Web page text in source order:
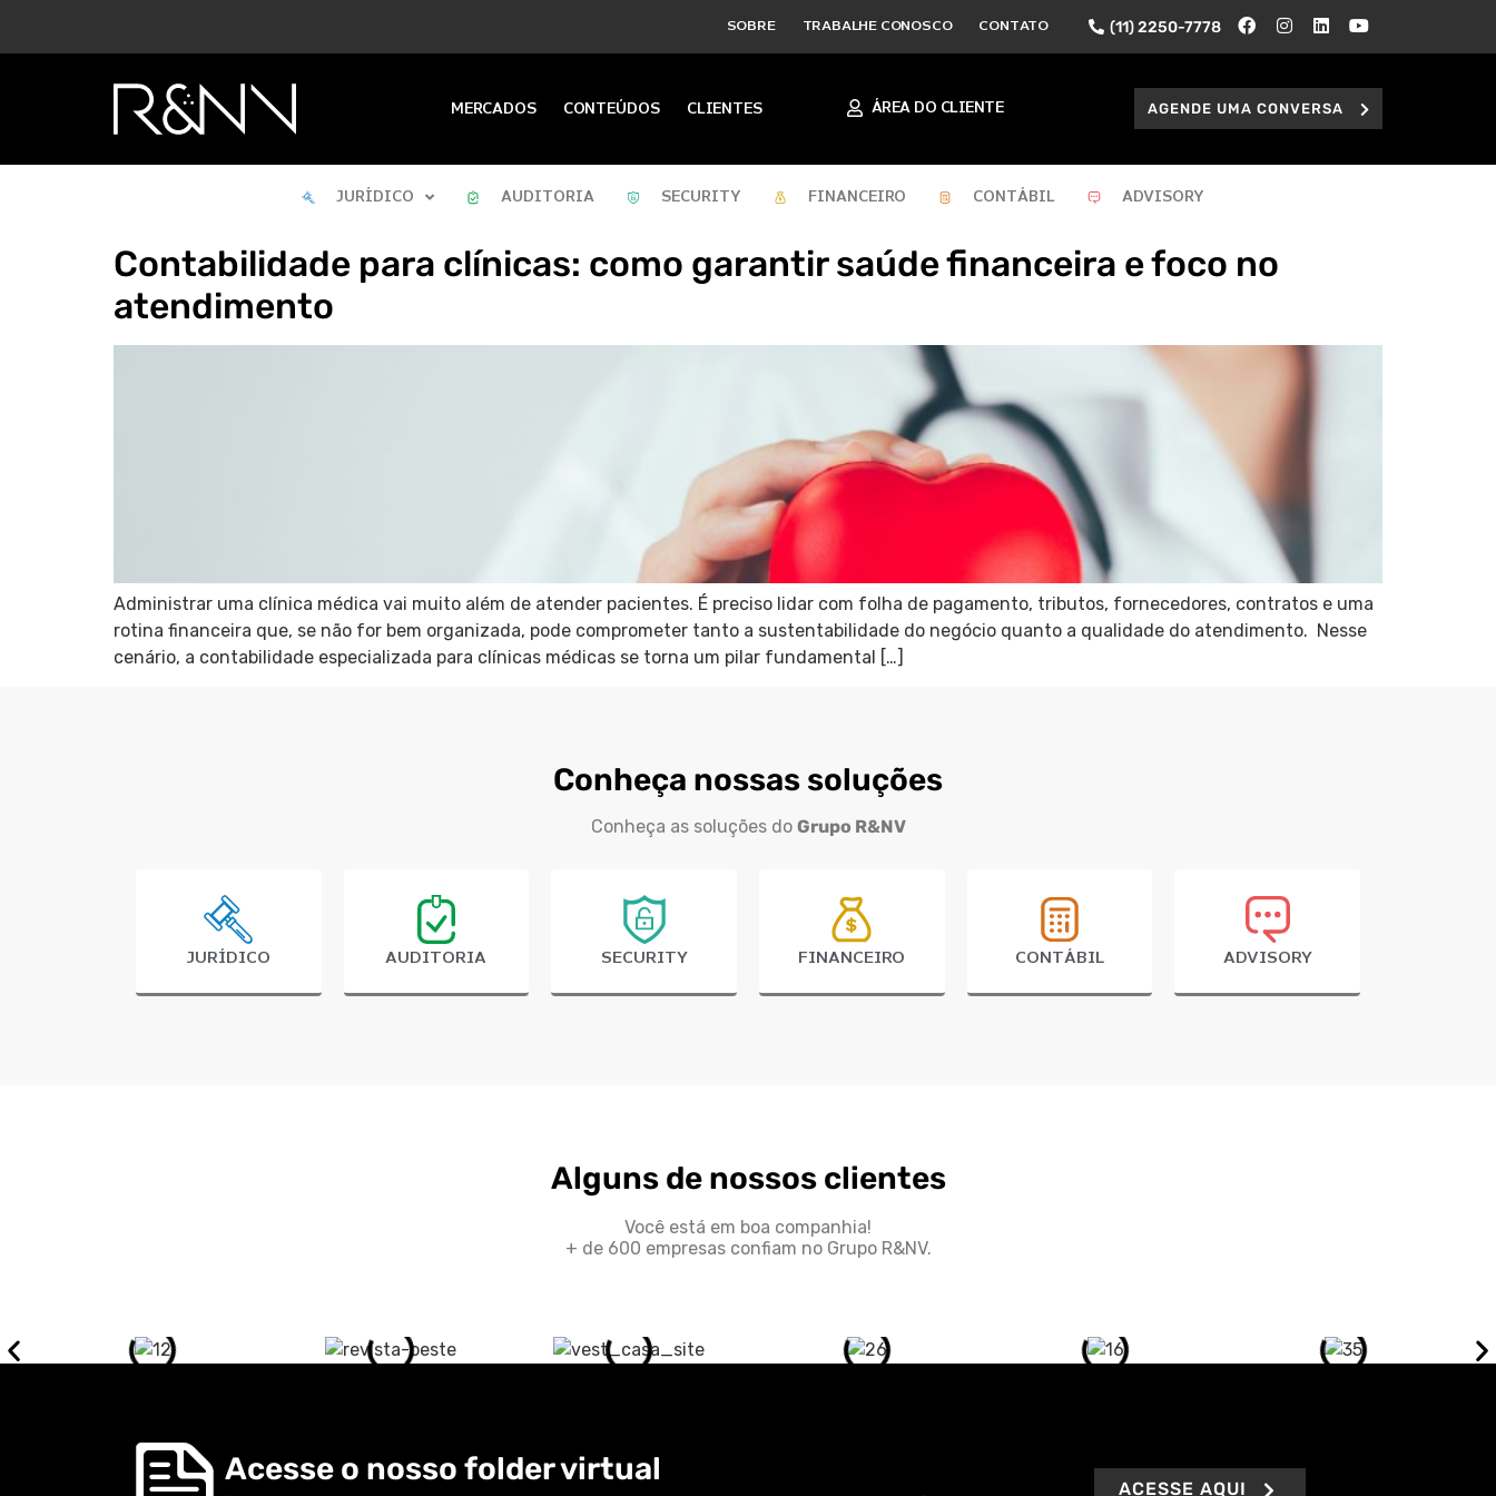
SOBRE TRABALHE CONOSCO CONTATO (11) 2250-7778
MERCADOS CONTEÚDOS CLIENTES ÁREA DO CLIENTE AGENDE UMA CONVERSA
JURÍDICO AUDITORIA SECURITY FINANCEIRO CONTÁBIL ADVISORY
Contabilidade para clínicas: como garantir saúde financeira e foco no
atendimento
Administrar uma clínica médica vai muito além de atender pacientes. É preciso lidar com folha de pagamento, tributos, fornecedores, contratos e uma
rotina financeira que, se não for bem organizada, pode comprometer tanto a sustentabilidade do negócio quanto a qualidade do atendimento. Nesse
cenário, a contabilidade especializada para clínicas médicas se torna um pilar fundamental […]
Conheça nossas soluções
Conheça as soluções do Grupo R&NV
JURÍDICO AUDITORIA SECURITY FINANCEIRO CONTÁBIL ADVISORY
Alguns de nossos clientes
Você está em boa companhia!
+ de 600 empresas confiam no Grupo R&NV.
Acesse o nosso folder virtual
ACESSE AQUI